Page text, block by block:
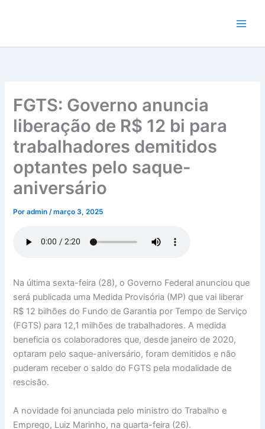
conteúdo
FGTS: Governo anuncia
liberação de R$ 12 bi para
trabalhadores demitidos
optantes pelo saque-
aniversário
Poradmin/março 3, 2025
Na última sexta-feira (28), o Governo Federal anunciou que
será publicada uma Medida Provisória (MP) que vai liberar
R$ 12 bilhões do Fundo de Garantia por Tempo de Serviço
(FGTS) para 12,1 milhões de trabalhadores. A medida
beneficia os colaboradores que, desde janeiro de 2020,
optaram pelo saque-aniversário, foram demitidos e não
puderam receber o saldo do FGTS pela modalidade de
rescisão.
A novidade foi anunciada pelo ministro do Trabalho e
Emprego, Luiz Marinho, na quarta-feira (26).